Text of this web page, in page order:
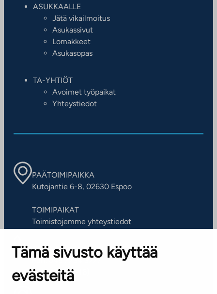
Tämä sivusto käyttää
evästeitä
ASUKKAALLE
Jätä vikailmoitus
Asukassivut
Lomakkeet
Asukasopas
TA-YHTIÖT
Avoimet työpaikat
Yhteystiedot
PÄÄTOIMIPAIKKA
Kutojantie 6-8, 02630 Espoo
TOIMIPAIKAT
Toimistojemme yhteystiedot
ASIAKASPALVELUKESKUS
Puh. 045 7734 3777
(arkisin klo 8-16)